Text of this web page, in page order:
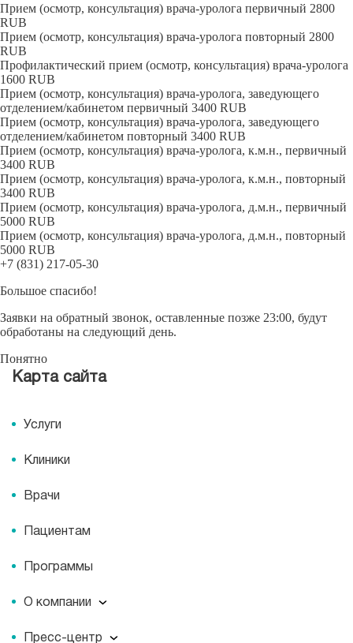
Прием (осмотр, консультация) врача-уролога первичный 2800
RUB
Прием (осмотр, консультация) врача-уролога повторный 2800
RUB
Профилактический прием (осмотр, консультация) врача-уролога
1600 RUB
Прием (осмотр, консультация) врача-уролога, заведующего
отделением/кабинетом первичный 3400 RUB
Прием (осмотр, консультация) врача-уролога, заведующего
отделением/кабинетом повторный 3400 RUB
Прием (осмотр, консультация) врача-уролога, к.м.н., первичный
3400 RUB
Прием (осмотр, консультация) врача-уролога, к.м.н., повторный
3400 RUB
Прием (осмотр, консультация) врача-уролога, д.м.н., первичный
5000 RUB
Прием (осмотр, консультация) врача-уролога, д.м.н., повторный
5000 RUB
+7 (831) 217-05-30
Большое спасибо!
Заявки на обратный звонок, оставленные позже 23:00, будут
обработаны на следующий день.
Понятно
Карта сайта
Услуги
Клиники
Врачи
Пациентам
Программы
О компании
Пресс-центр